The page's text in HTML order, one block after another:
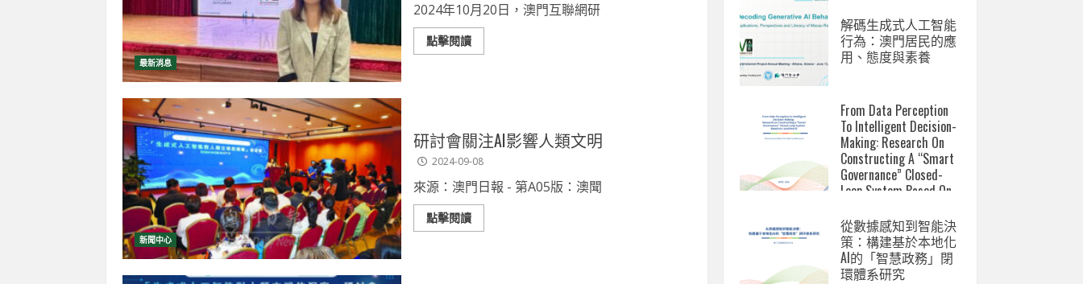
最新消息
2024年10月20日，澳門互聯網研
點擊閱讀
新聞中心
研討會關注AI影響人類文明
2024-09-08
來源：澳門日報 - 第A05版：澳聞
點擊閱讀
解碼生成式人工智能
行為：澳門居民的應
用、態度與素養
From Data Perception
To Intelligent Decision-
Making: Research On
Constructing A “Smart
Governance” Closed-
Loop System Based On
從數據感知到智能決
策：構建基於本地化
AI的「智慧政務」閉
環體系研究